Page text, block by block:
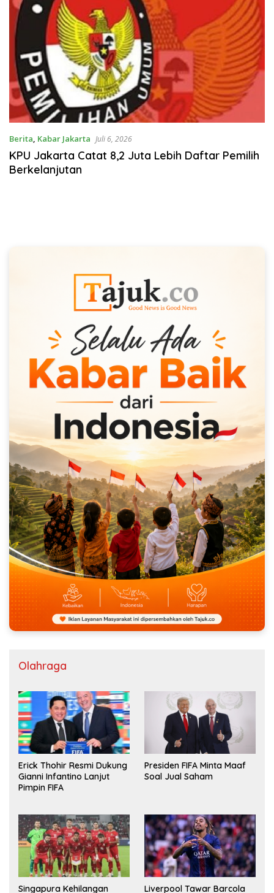
Berita, Kabar Jakarta Juli 6, 2026
KPU Jakarta Catat 8,2 Juta Lebih Daftar Pemilih
Berkelanjutan
Olahraga
Erick Thohir Resmi Dukung
Gianni Infantino Lanjut
Pimpin FIFA
Presiden FIFA Minta Maaf
Soal Jual Saham
Singapura Kehilangan
Liverpool Tawar Barcola